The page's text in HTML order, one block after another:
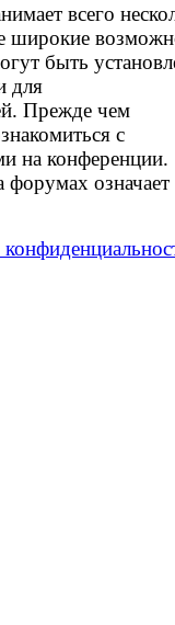
всего
широкие
быть
для
Прежде чем
с
на конференции.
форумах означает